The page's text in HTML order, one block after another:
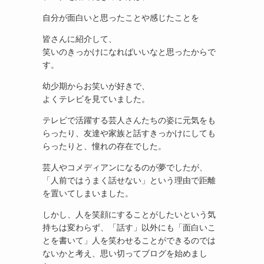
自分が面白いと思ったことや感じたことを
皆さんに紹介して、
笑いのきっかけになればいいなと思ったからで
す。
幼少期からお笑いが好きで、
よくテレビを見ていました。
テレビで活躍する芸人さんたちの姿に元気をも
らったり、友達や家族と話すきっかけにしても
らったりと、憧れの存在でした。
芸人やコメディアンになるのが夢でしたが、
「人前ではうまく話せない」という理由で距離
を置いてしまいました。
しかし、人を笑顔にすることがしたいという気
持ちは変わらず、「話す」以外にも「面白いこ
とを書いて」人を笑わせることができるのでは
ないかと考え、思い切ってブログを始めまし